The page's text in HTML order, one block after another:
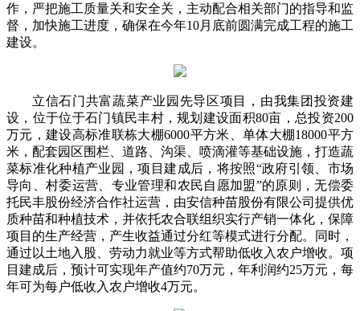
作，严把施工质量关和安全关，主动配合相关部门的指导和监
督，加快施工进度，确保在今年10月底前圆满完成工程的施工
建设。
立信石门共富蔬菜产业园先导区项目，由我集团投资建
设，位于位于石门镇民丰村，规划建设面积80亩，总投资200
万元，建设高标准联栋大棚6000平方米、单体大棚18000平方
米，配套园区围栏、道路、沟渠、喷滴灌等基础设施，打造蔬
菜标准化种植产业园，项目建成后，将按照“政府引领、市场
导向、村委运营、专业管理和农民自愿加盟”的原则，无偿委
托民丰股份经济合作社运营，由安信种苗股份有限公司提供优
质种苗和种植技术，并依托农合联组织实行产销一体化，保障
项目的生产经营，产生收益通过分红等模式进行分配。同时，
通过以土地入股、劳动力就业等方式帮助低收入农户增收。项
目建成后，预计可实现年产值约70万元，年利润约25万元，每
年可为每户低收入农户增收4万元。